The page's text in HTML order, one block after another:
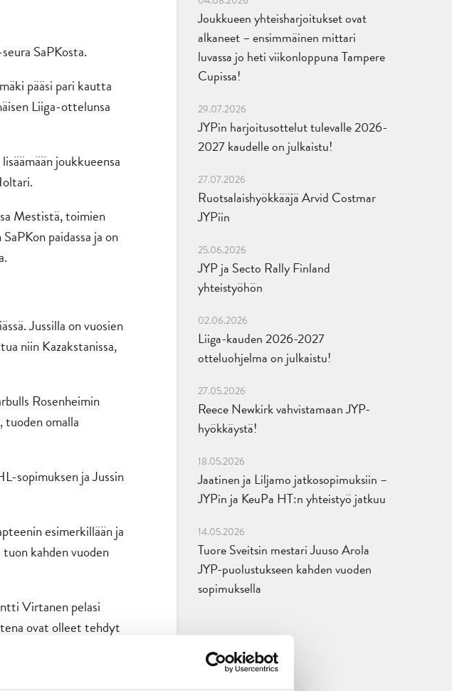
SaPKosta.
pääsi pari kautta
Liiga-ottelunsa
joukkueensa
Mestistä, toimien
paidassa ja on
Jussilla on vuosien
niin Kazakstanissa,
Rosenheimin
tuoden omalla
sopimuksen ja Jussin
esimerkillään ja
kahden vuoden
Virtanen pelasi
ovat olleet tehdyt
Joukkueen yhteisharjoitukset ovat
alkaneet – ensimmäinen mittari
luvassa jo heti viikonloppuna Tampere
Cupissa!
29.07.2026
JYPin harjoitusottelut tulevalle 2026-
2027 kaudelle on julkaistu!
27.07.2026
Ruotsalaishyökkääjä Arvid Costmar
JYPiin
25.06.2026
JYP ja Secto Rally Finland
yhteistyöhön
02.06.2026
Liiga-kauden 2026-2027
otteluohjelma on julkaistu!
27.05.2026
Reece Newkirk vahvistamaan JYP-
hyökkäystä!
18.05.2026
Jaatinen ja Liljamo jatkosopimuksiin –
JYPin ja KeuPa HT:n yhteistyö jatkuu
14.05.2026
Tuore Sveitsin mestari Juuso Arola
JYP-puolustukseen kahden vuoden
sopimuksella